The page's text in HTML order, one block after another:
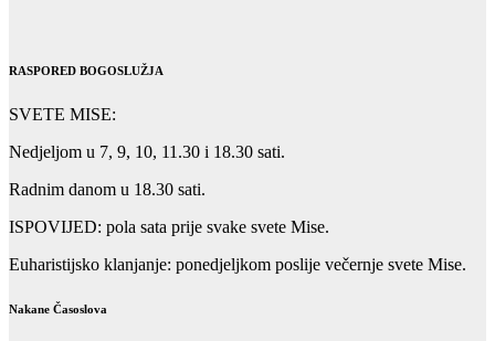
RASPORED BOGOSLUŽJA
SVETE MISE:
Nedjeljom u 7, 9, 10, 11.30 i 18.30 sati.
Radnim danom u 18.30 sati.
ISPOVIJED: pola sata prije svake svete Mise.
Euharistijsko klanjanje: ponedjeljkom poslije večernje svete Mise.
Nakane Časoslova